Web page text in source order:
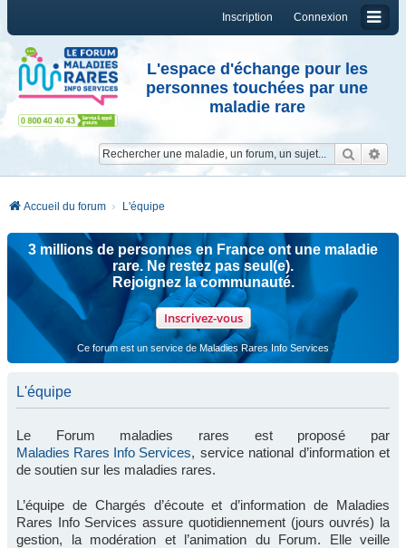
Connexion
Inscription
L'espace d'échange pour les
personnes touchées par une
maladie rare
Accueil du forum L'équipe
3 millions de personnes en France ont une maladie
rare. Ne restez pas seul(e).
Rejoignez la communauté.
Inscrivez-vous
Ce forum est un service de Maladies Rares Info Services
L'équipe
Le Forum maladies rares est proposé par
Maladies Rares Info Services, service national d’information et
de soutien sur les maladies rares.
L’équipe de Chargés d’écoute et d’information de Maladies
Rares Info Services assure quotidiennement (jours ouvrés) la
gestion, la modération et l’animation du Forum. Elle veille